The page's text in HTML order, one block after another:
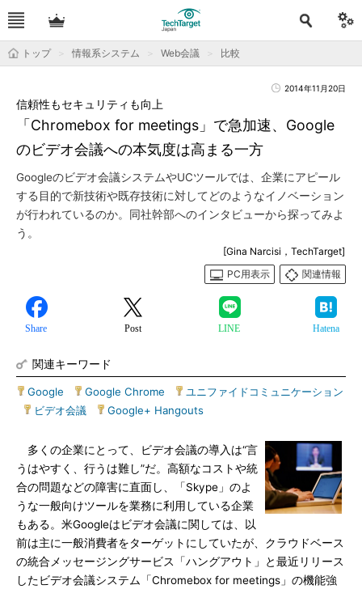
トップ 情報系システム Web会議 比較
2014年11月20日
「Chromebox for meetings」で急加速、Google
のビデオ会議への本気度は高まる一方
信頼性もセキュリティも向上
Googleのビデオ会議システムやUCツールでは、企業にアピール
する目的で新技術や既存技術に対してどのようなイノベーション
が行われているのか。同社幹部へのインタビューから探ってみよ
う。
[Gina Narcisi，TechTarget]
PC用表示
関連情報
Share Post LINE Hatena
関連キーワード
Google Google Chrome
ユニファイドコミュニケーション
ビデオ会議 Google+ Hangouts
多くの企業にとって、ビデオ会議の導入は“言
うはやすく、行うは難し”だ。高額なコストや統
合の問題などの障害に直面し、「Skype」のよ
うな一般向けツールを業務に利用している企業
もある。米Googleはビデオ会議に関しては、以
前は主に一般消費者をターゲットにしていたが、クラウドベース
の統合メッセージングサービス「ハングアウト」と最近リリース
したビデオ会議システム「Chromebox for meetings」の機能強